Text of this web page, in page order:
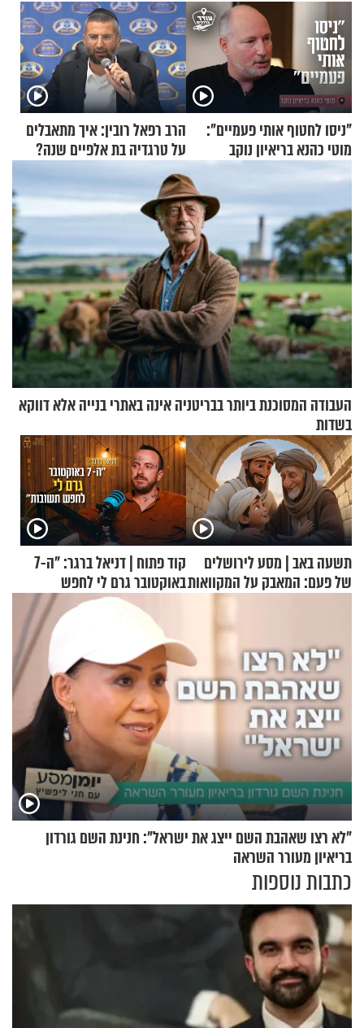
"ניסו לחטוף אותי פעמיים":
מוטי כהנא בריאיון נוקב
הרב רפאל רובין: איך מתאבלים
על טרגדיה בת אלפיים שנה?
העבודה המסוכנת ביותר בבריטניה אינה באתרי בנייה אלא דווקא
בשדות
תשעה באב | מסע לירושלים
של פעם: המאבק על המקוואות
קוד פתוח | דניאל ברגר: "ה-7
באוקטובר גרם לי לחפש
תשובות"
"לא רצו שאהבת השם ייצג את ישראל": חנינת השם גורדון
בריאיון מעורר השראה
כתבות נוספות